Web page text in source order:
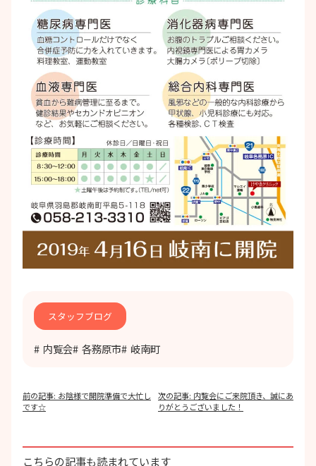
スタッフブログ
内覧会 各務原市 岐南町
投
稿
ー
シ
前の記事: お陰様で開院準備で大忙し
です☆
次の記事: 内覧会にご来院頂き、誠にあ
りがとうございました！
こちらの記事も読まれています